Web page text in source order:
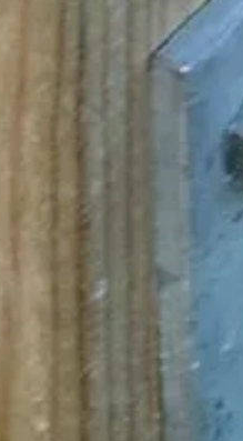
Azalp
1-3 werkdagen